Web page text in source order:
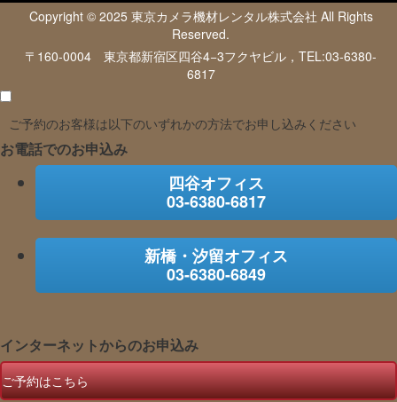
Copyright © 2025 東京カメラ機材レンタル株式会社 All Rights
Reserved.
〒160-0004 東京都新宿区四谷4−3フクヤビル，TEL:03-6380-
6817
ご予約のお客様は以下のいずれかの方法でお申し込みください
お電話でのお申込み
四谷オフィス
03-6380-6817
新橋・汐留オフィス
03-6380-6849
インターネットからのお申込み
ご予約はこちら